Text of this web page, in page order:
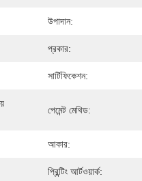
উপাদান:
প্রকার:
সার্টিফিকেশন:
পেমেন্ট মেথিড:
আকার:
প্রিন্টিং আর্টওয়ার্ক: